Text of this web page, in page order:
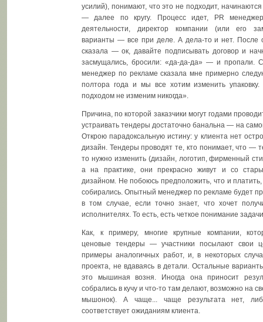
усилий), понимают, что это не подходит,
— далее по кругу. Процесс идет, PR
деятельности, директор компании (или его
варианты — все при деле. А дела-то и нет. После
сказала — ок, давайте подписывать договор и
засмущались, бросили: «да-да-да» — и пропали.
менеджер по рекламе сказала мне примерно
полтора года и мы все хотим изменить
подходом не изменим никогда».
Причина, по которой заказчики могут годами
устраивать тендеры достаточно банальна — на
Открою парадоксальную истину: у клиента нет
дизайн. Тендеры проводят те, кто понимает, что —
то нужно изменить (дизайн, логотип, фирменный
а на практике, они прекрасно живут и со
дизайном. Не побоюсь предположить, что и платить,
собирались. Опытный менеджер по рекламе будет
в том случае, если точно знает, что хочет
исполнителях. То есть, есть четкое понимание
Как, к примеру, многие крупные компании,
ценовые тендеры — участники посылают свои
примеры аналогичных работ, и, в некоторых
проекта, не вдаваясь в детали. Остальные
это мышиная возня. Иногда она приносит
собрались в кучу и что-то там делают, возможно на
мышонок). А чаще... чаще результата нет,
соответствует ожиданиям клиента.